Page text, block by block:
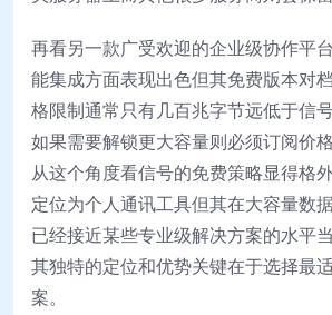
再看另一款广受欢迎的企业级协作平
能集成方面表现出色但其免费版本对
格限制通常只有几百兆字节远低于信
如果需要解锁更大容量则必须订阅价
从这个角度看信号的免费策略显得格
定位为个人通讯工具但其在大容量数
已经接近某些专业级解决方案的水平
其独特的定位和优势关键在于选择最
案。